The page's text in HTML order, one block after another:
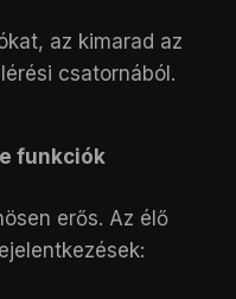
az kimarad az
csatornából.
funkciók
erős. Az élő